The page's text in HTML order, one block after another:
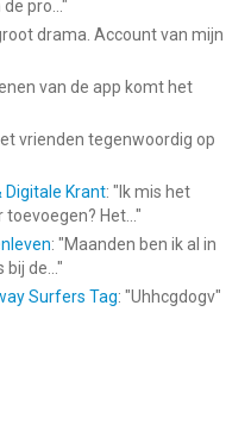
pro... "
drama. Account van mijn
van de app komt het
vrienden tegenwoordig op
Digitale Krant: " Ik mis het
Het... "
: "Maanden ben ik al in
de... "
Surfers Tag: "Uhhcgdogv"